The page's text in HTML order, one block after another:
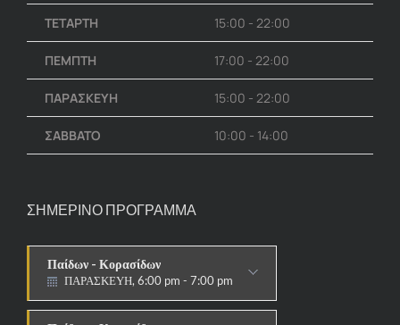
ΤΕΤΑΡΤΗ 15:00 - 22:00
ΠΕΜΠΤΗ 17:00 - 22:00
ΠΑΡΑΣΚΕΥΗ 15:00 - 22:00
ΣΑΒΒΑΤΟ 10:00 - 14:00
ΣΗΜΕΡΙΝΟ ΠΡΟΓΡΑΜΜΑ
Παίδων - Κορασίδων
ΠΑΡΑΣΚΕΥΗ, 7:00 pm - 8:10 pm